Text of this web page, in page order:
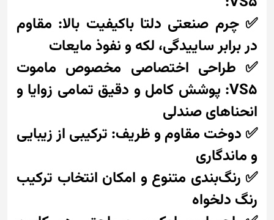
✅ چرم صنعتی دلتا باکیفیت بالا: مقاوم
در برابر ساییدگی، لکه و نفوذ مایعات
✅ طراحی اختصاصی مخصوص ماموت
VS5: پوشش کامل و دقیق تمامی زوایا و
انحناهای صندلی
✅ دوخت مقاوم و ظریف: ترکیبی از زیبایی
و ماندگاری
✅ رنگ‌بندی متنوع و امکان انتخاب ترکیب
رنگ دلخواه